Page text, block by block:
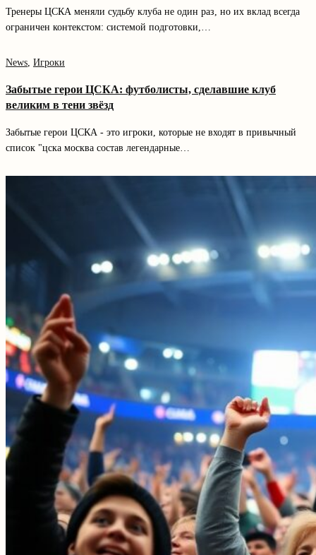
Тренеры ЦСКА меняли судьбу клуба не один раз, но их вклад всегда
ограничен контекстом: системой подготовки,…
News Игроки
Забытые герои ЦСКА: футболисты, сделавшие клуб
великим в тени звёзд
Забытые герои ЦСКА - это игроки, которые не входят в привычный
список "цска москва состав легендарные…